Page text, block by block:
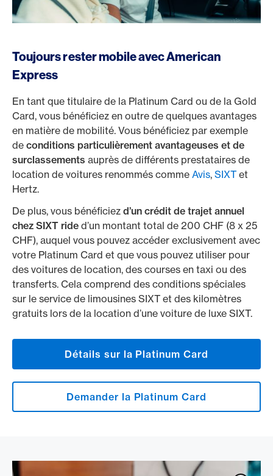
Toujours rester mobile avec American
Express
En tant que titulaire de la Platinum Card ou de la Gold
Card, vous bénéficiez en outre de quelques avantages
en matière de mobilité. Vous bénéficiez par exemple
de conditions particulièrement avantageuses et de
surclassements auprès de différents prestataires de
location de voitures renommés comme Avis, SIXT et
Hertz.
De plus, vous bénéficiez d’un crédit de trajet annuel
chez SIXT ride d’un montant total de 200 CHF (8 x 25
CHF), auquel vous pouvez accéder exclusivement avec
votre Platinum Card et que vous pouvez utiliser pour
des voitures de location, des courses en taxi ou des
transferts. Cela comprend des conditions spéciales
sur le service de limousines SIXT et des kilomètres
gratuits lors de la location d’une voiture de luxe SIXT.
Détails sur la Platinum Card
Demander la Platinum Card